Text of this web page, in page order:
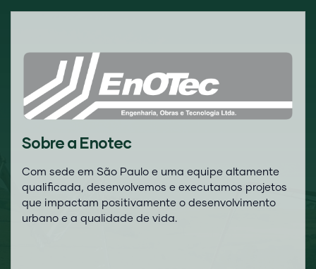
Sobre a Enotec
Com sede em São Paulo e uma equipe altamente
qualificada, desenvolvemos e executamos projetos
que impactam positivamente o desenvolvimento
urbano e a qualidade de vida.